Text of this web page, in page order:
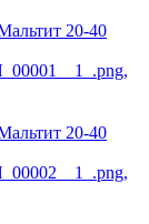
20-40
20-40